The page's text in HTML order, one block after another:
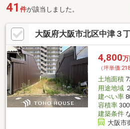
41 件が該当しました。
大阪府大阪市北区中津３
4,800万
（坪単価
土地面積
用途地域
建ぺい率
容積率
建築条件
大阪市